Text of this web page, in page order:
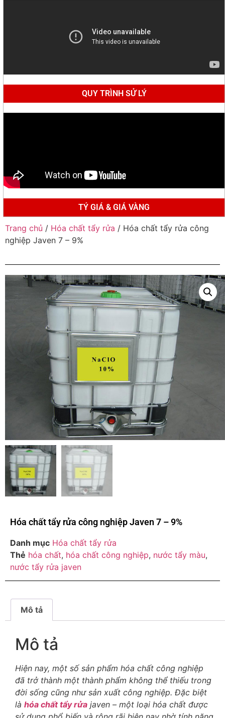
QUY TRÌNH SỬ LÝ
TÝ GIÁ & GIÁ VÀNG
Trang chủ / Hóa chất tẩy rửa / Hóa chất tẩy rửa công
nghiệp Javen 7 – 9%
Hóa chất tẩy rửa công nghiệp Javen 7 – 9%
Danh mục Hóa chất tẩy rửa
Thẻ hóa chất, hóa chất công nghiệp, nước tẩy màu,
nước tẩy rửa javen
Mô tả
Mô tả
Hiện nay, một số sản phẩm hóa chất công nghiệp
đã trở thành một thành phẩm không thể thiếu trong
đời sống cũng như sản xuất công nghiệp. Đặc biệt
là hóa chất tẩy rửa javen – một loại hóa chất được